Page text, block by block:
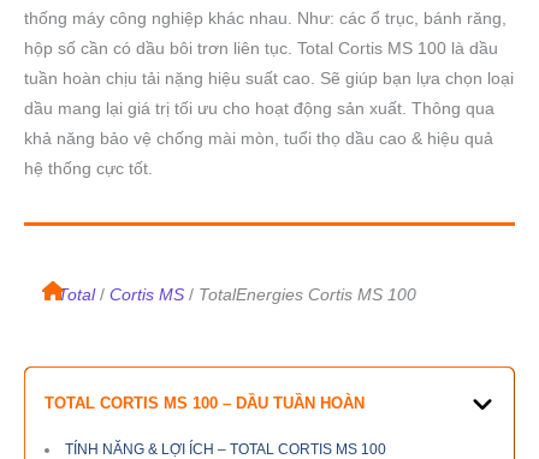
thống máy công nghiệp khác nhau. Như: các ổ trục, bánh răng,
hộp số cần có dầu bôi trơn liên tục. Total Cortis MS 100 là dầu
tuần hoàn chịu tải nặng hiệu suất cao. Sẽ giúp bạn lựa chọn loại
dầu mang lại giá trị tối ưu cho hoạt động sản xuất. Thông qua
khả năng bảo vệ chống mài mòn, tuổi thọ dầu cao & hiệu quả
hệ thống cực tốt.
/Total / Cortis MS / TotalEnergies Cortis MS 100
TOTAL CORTIS MS 100 – DẦU TUẦN HOÀN
TÍNH NĂNG & LỢI ÍCH – TOTAL CORTIS MS 100